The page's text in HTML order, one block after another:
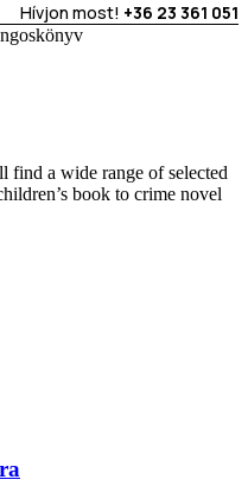
Hívjon most! +36 23 361 051
a wide range of selected
book to crime novel